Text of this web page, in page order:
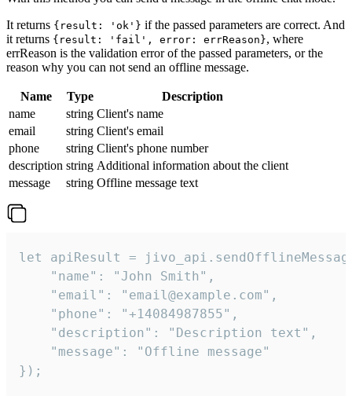
It returns {result: 'ok'} if the passed parameters are correct. And
it returns {result: 'fail', error: errReason}, where
errReason is the validation error of the passed parameters, or the
reason why you can not send an offline message.
Name Type
Description
name
string Client's name
email
string Client's email
phone
string Client's phone number
description string Additional information about the client
message
string Offline message text
let apiResult =
    "name": "John Smith",
    "email": "email@example.com",
    "phone": "+14084987855",
    "description": "Description text",
    "message": "Offline message"
});